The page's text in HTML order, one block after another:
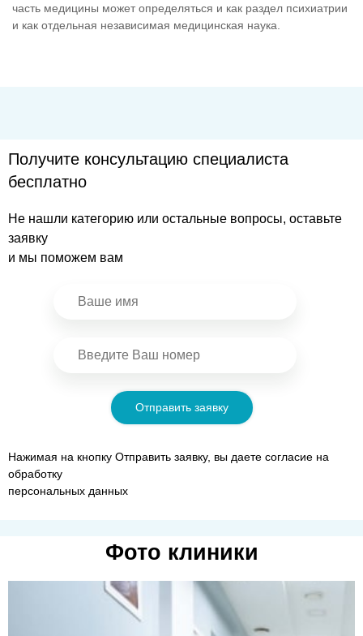
часть медицины может определяться и как раздел психиатрии
и как отдельная независимая медицинская наука.
Получите консультацию специалиста
бесплатно
Не нашли категорию или остальные вопросы, оставьте
заявку
и мы поможем вам
Отправить заявку
Нажимая на кнопку Отправить заявку, вы даете согласие на
обработку
персональных данных
Фото клиники